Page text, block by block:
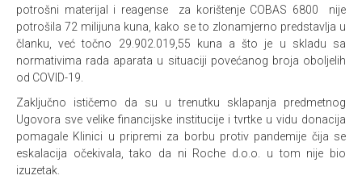
potrošni materijal i reagense za korištenje COBAS 6800 nije
potrošila 72 milijuna kuna, kako se to zlonamjerno predstavlja u
članku, već točno 29.902.019,55 kuna a što je u skladu sa
normativima rada aparata u situaciji povećanog broja oboljelih
od COVID-19.
Zaključno ističemo da su u trenutku sklapanja predmetnog
Ugovora sve velike financijske institucije i tvrtke u vidu donacija
pomagale Klinici u pripremi za borbu protiv pandemije čija se
eskalacija očekivala, tako da ni Roche d.o.o. u tom nije bio
izuzetak.